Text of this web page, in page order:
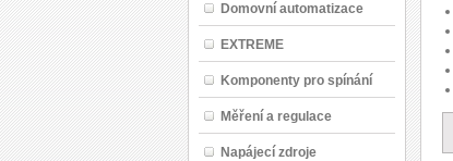
Domovní automatizace
EXTREME
Komponenty pro spínání
Měření a regulace
Napájecí zdroje